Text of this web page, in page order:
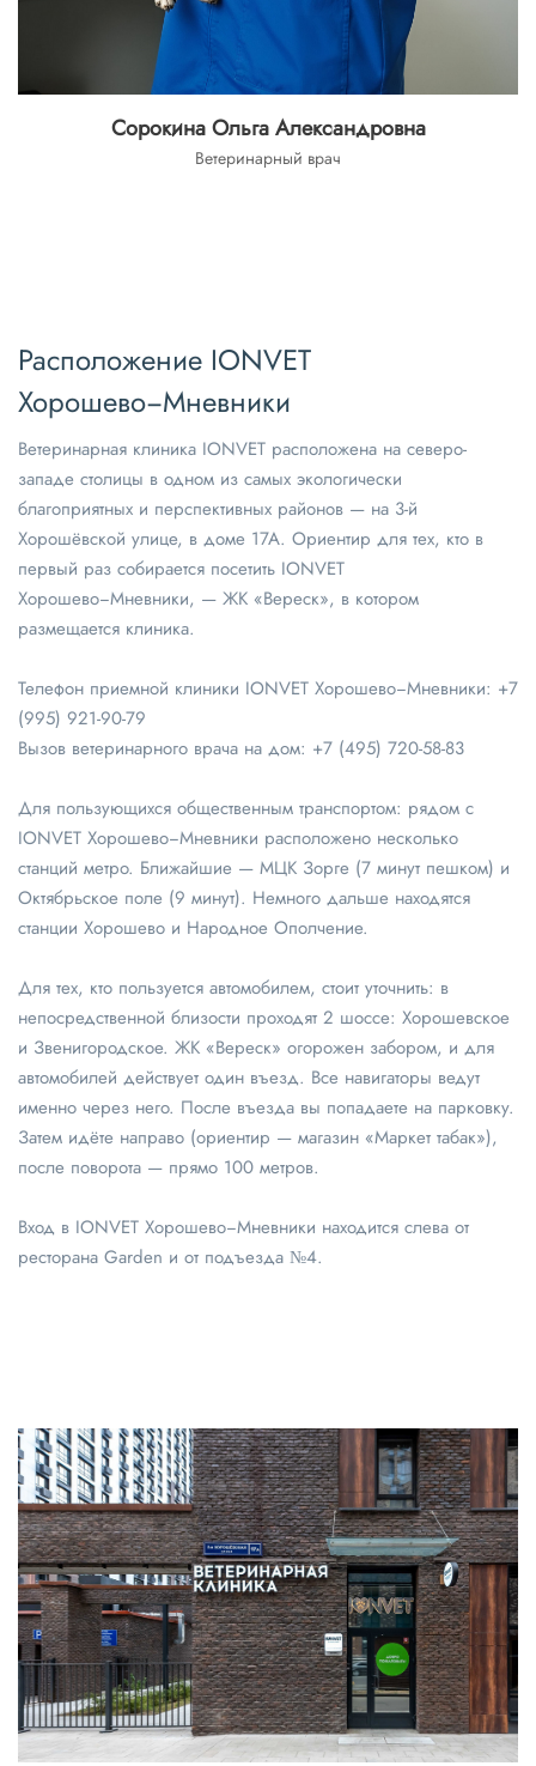
Сорокина Ольга Александровна
Ветеринарный врач
Расположение IONVET
Хорошево−Мневники
Ветеринарная клиника IONVET расположена на северо-
западе столицы в одном из самых экологически
благоприятных и перспективных районов — на 3-й
Хорошёвской улице, в доме 17А. Ориентир для тех, кто в
первый раз собирается посетить IONVET
Хорошево−Мневники, — ЖК «Вереск», в котором
размещается клиника.
Телефон приемной клиники IONVET Хорошево−Мневники: +7
(995) 921-90-79
Вызов ветеринарного врача на дом: +7 (495) 720-58-83
Для пользующихся общественным транспортом: рядом с
IONVET Хорошево−Мневники расположено несколько
станций метро. Ближайшие — МЦК Зорге (7 минут пешком) и
Октябрьское поле (9 минут). Немного дальше находятся
станции Хорошево и Народное Ополчение.
Для тех, кто пользуется автомобилем, стоит уточнить: в
непосредственной близости проходят 2 шоссе: Хорошевское
и Звенигородское. ЖК «Вереск» огорожен забором, и для
автомобилей действует один въезд. Все навигаторы ведут
именно через него. После въезда вы попадаете на парковку.
Затем идёте направо (ориентир — магазин «Маркет табак»),
после поворота — прямо 100 метров.
Вход в IONVET Хорошево−Мневники находится слева от
ресторана Garden и от подъезда №4.